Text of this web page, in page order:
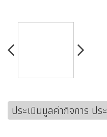
ประเมินมูลค่ากิจการ ป